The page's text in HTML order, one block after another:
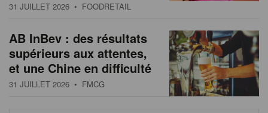
31 JUILLET 2026 • FOODRETAIL
AB InBev : des résultats
supérieurs aux attentes,
et une Chine en difficulté
31 JUILLET 2026 • FMCG